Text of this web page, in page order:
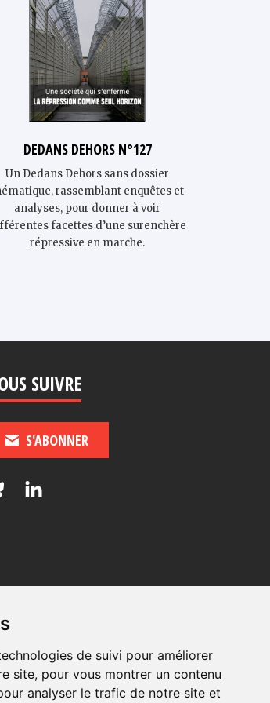
de suivi pour améliorer
site, pour vous montrer un contenu
analyser le trafic de notre site et
DEDANS DEHORS N°127
Un Dedans Dehors sans dossier
rassemblant enquêtes et
analyses, pour donner à voir
facettes d’une surenchère
répressive en marche.
SUIVRE
S'ABONNER